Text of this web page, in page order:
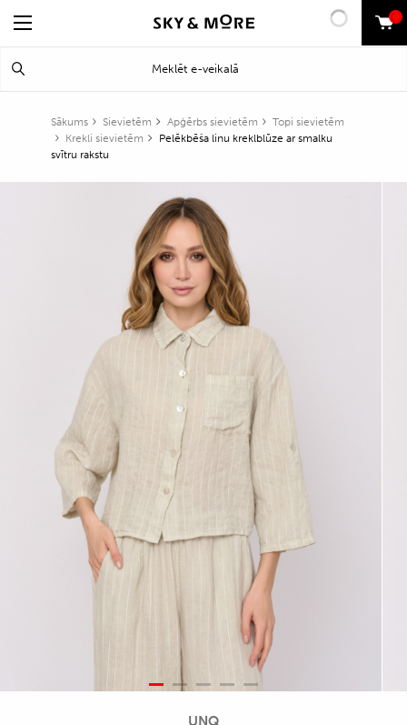
0
Sākums Sievietēm Apģērbs sievietēm
Topi sievietēm
Krekli sievietēm
Pelēkbēša linu kreklblūze ar smalku
svītru rakstu
UNQ